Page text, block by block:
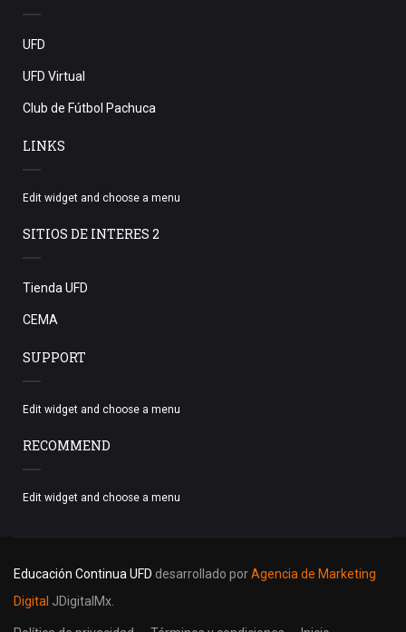
UFD
UFD Virtual
Club de Fútbol Pachuca
LINKS
Edit widget and choose a menu
SITIOS DE INTERES 2
Tienda UFD
CEMA
SUPPORT
Edit widget and choose a menu
RECOMMEND
Edit widget and choose a menu
Educación Continua UFD desarrollado porAgencia de Marketing
Digital JDigitalMx.